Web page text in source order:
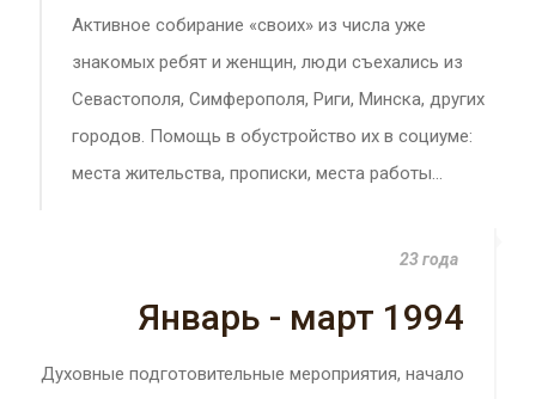
Активное собирание «своих» из числа уже
знакомых ребят и женщин, люди съехались из
Севастополя, Симферополя, Риги, Минска, других
городов. Помощь в обустройство их в социуме:
места жительства, прописки, места работы...
23 года
Январь - март 1994
Духовные подготовительные мероприятия, начало